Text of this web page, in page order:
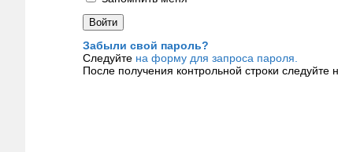
Забыли свой пароль?
Следуйте на форму для запроса пароля.
После получения контрольной строки следуйте